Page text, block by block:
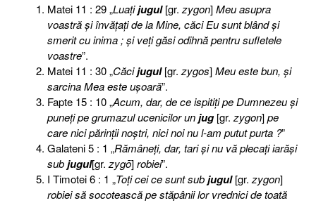
Matei 11 : 29 „Luaţijugul [gr. zygon]Meu asupra
voastră şi învăţaţi de la Mine, căci Eu sunt blând şi
smerit cu inima ; şi veţi găsi odihnă pentru sufletele
voastre”.
Matei 11 : 30 „Căcijugul[gr. zygos]Meu este bun, şi
sarcina Mea este uşoară”.
Fapte 15 : 10 „Acum, dar, de ce ispitiţi pe Dumnezeu şi
puneţi pe grumazul ucenicilor unjug[gr. zygon]pe
care nici părinţii noştri, nici noi nu l-am putut purta ?”
Galateni 5 : 1 „Rămâneţi, dar, tari şi nu vă plecaţi iarăşi
subjugul[gr. zygō]robiei”.
I Timotei 6 : 1 „Toţi cei ce sunt subjugul[gr. zygon]
robiei să socotească pe stăpânii lor vrednici de toată